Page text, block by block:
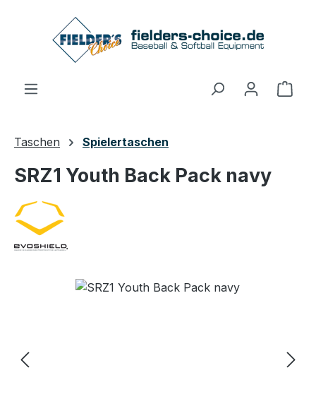
Zum Hauptinhalt springen
Taschen Spielertaschen
SRZ1 Youth Back Pack navy
Bildergalerie überspringen